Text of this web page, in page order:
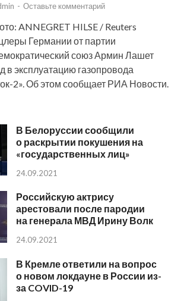
- Оставьте комментарий
ANNEGRET HILSE / Reuters
Германии от партии
союз Армин Лашет
в эксплуатацию газопровода
2». Об этом сообщает РИА Новости.
В Белоруссии сообщили
о раскрытии покушения на
«государственных лиц»
24.09.2021
Российскую актрису
арестовали после пародии
на генерала МВД Ирину Волк
24.09.2021
В Кремле ответили на вопрос
о новом локдауне в России из-
за COVID-19